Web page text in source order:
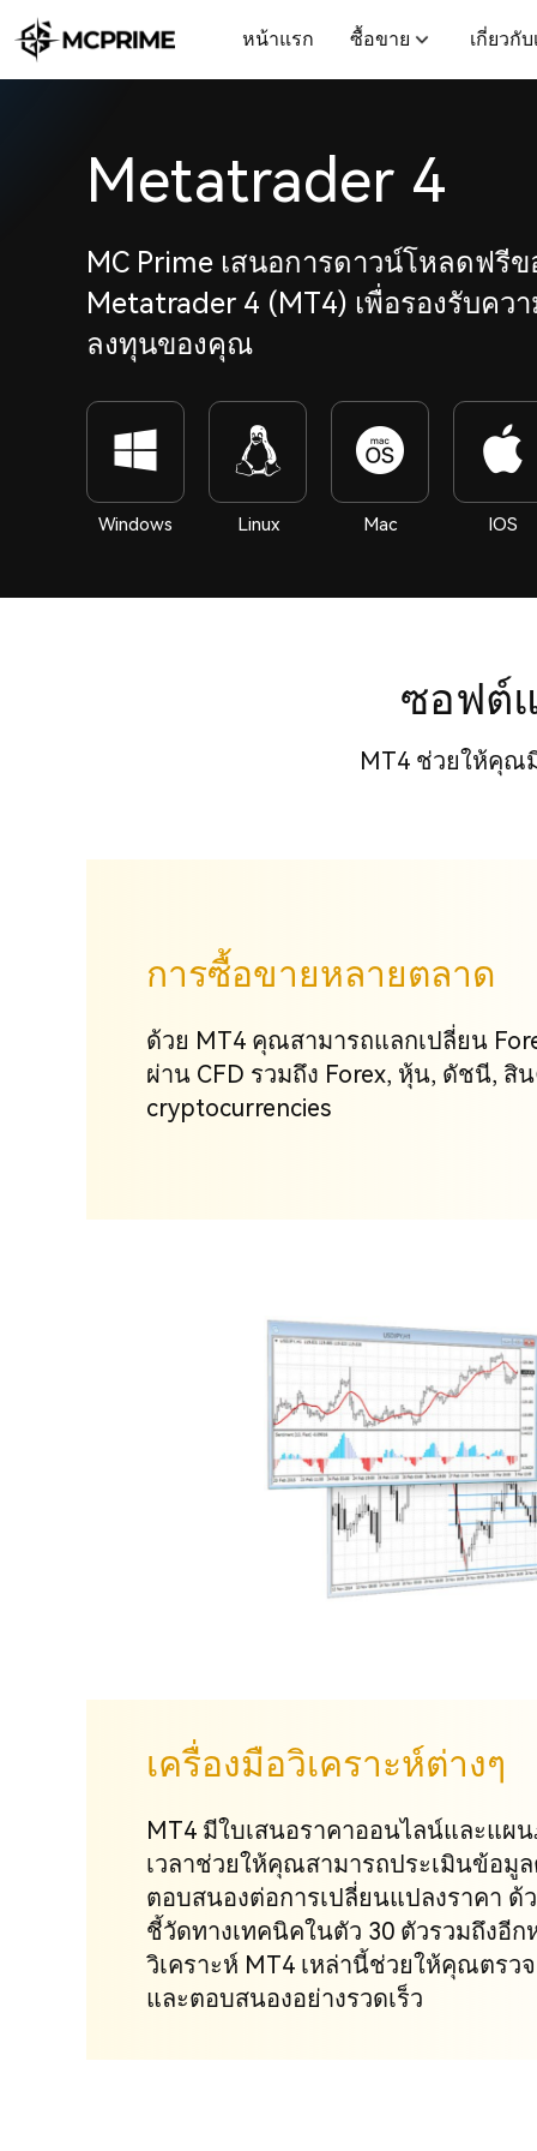
หน้าแรก ซื้อขาย เกี่ยวกับ
Metatrader 4
MC Prime เสนอการดาวน์โหลดฟรีข
Metatrader 4 (MT4) เพื่อรองรับคว
ลงทุนของคุณ
Windows Linux Mac IOS
ซอฟต์
MT4 ช่วยให้คุณ
การซื้อขายหลายตลาด
ด้วย MT4 คุณสามารถแลกเปลี่ยน
ผ่าน CFD รวมถึง Forex, หุ้น, ดัชนี,
cryptocurrencies
เครื่องมือวิเคราะห์ต่างๆ
MT4 มีใบเสนอราคาออนไลน์และแผ
เวลาช่วยให้คุณสามารถประเมินข้อมู
ตอบสนองต่อการเปลี่ยนแปลงราคา ด้
ชี้วัดทางเทคนิคในตัว 30 ตัวรวมถึงอี
วิเคราะห์ MT4 เหล่านี้ช่วยให้คุณตรว
และตอบสนองอย่างรวดเร็ว